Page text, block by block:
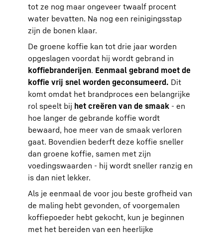
tot ze nog maar ongeveer twaalf procent
water bevatten. Na nog een reinigingsstap
zijn de bonen klaar.
De groene koffie kan tot drie jaar worden
opgeslagen voordat hij wordt gebrand in
koffiebranderijen. Eenmaal gebrand moet de
koffie vrij snel worden geconsumeerd. Dit
komt omdat het brandproces een belangrijke
rol speelt bij het creëren van de smaak - en
hoe langer de gebrande koffie wordt
bewaard, hoe meer van de smaak verloren
gaat. Bovendien bederft deze koffie sneller
dan groene koffie, samen met zijn
voedingswaarden - hij wordt sneller ranzig en
is dan niet lekker.
Als je eenmaal de voor jou beste grofheid van
de maling hebt gevonden, of voorgemalen
koffiepoeder hebt gekocht, kun je beginnen
met het bereiden van een heerlijke